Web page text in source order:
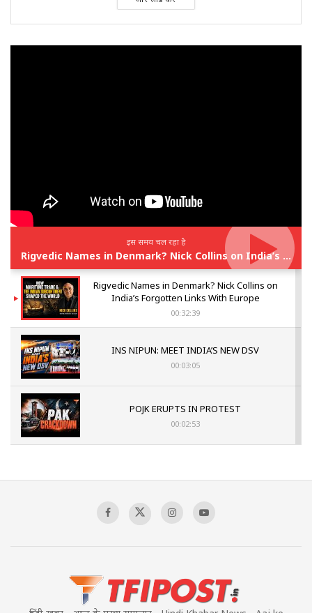
इस समय चल रहा है
Rigvedic Names in Denmark? Nick Collins on India’s Forgotten Links With Europe
Rigvedic Names in Denmark? Nick Collins on
India’s Forgotten Links With Europe
00:32:39
INS NIPUN: MEET INDIA’S NEW DSV
00:03:05
POJK ERUPTS IN PROTEST
00:02:53
Sagar